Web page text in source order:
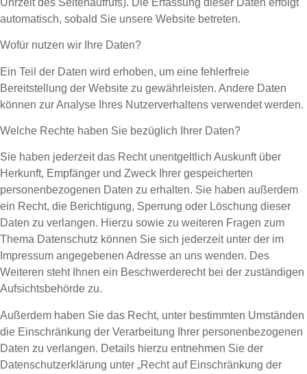
automatisch, sobald Sie unsere Website betreten.
Wofür nutzen wir Ihre Daten?
Ein Teil der Daten wird erhoben, um eine fehlerfreie
Bereitstellung der Website zu gewährleisten. Andere Daten
können zur Analyse Ihres Nutzerverhaltens verwendet werden.
Welche Rechte haben Sie bezüglich Ihrer Daten?
Sie haben jederzeit das Recht unentgeltlich Auskunft über
Herkunft, Empfänger und Zweck Ihrer gespeicherten
personenbezogenen Daten zu erhalten. Sie haben außerdem
ein Recht, die Berichtigung, Sperrung oder Löschung dieser
Daten zu verlangen. Hierzu sowie zu weiteren Fragen zum
Thema Datenschutz können Sie sich jederzeit unter der im
Impressum angegebenen Adresse an uns wenden. Des
Weiteren steht Ihnen ein Beschwerderecht bei der zuständigen
Aufsichtsbehörde zu.
Außerdem haben Sie das Recht, unter bestimmten Umständen
die Einschränkung der Verarbeitung Ihrer personenbezogenen
Daten zu verlangen. Details hierzu entnehmen Sie der
Datenschutzerklärung unter „Recht auf Einschränkung der